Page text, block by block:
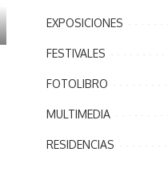
EXPOSICIONES
FESTIVALES
FOTOLIBRO
MULTIMEDIA
RESIDENCIAS